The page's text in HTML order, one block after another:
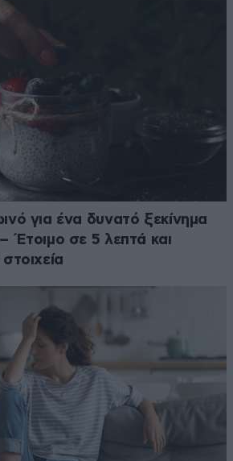
για ένα δυνατό ξεκίνημα
Έτοιμο σε 5 λεπτά και